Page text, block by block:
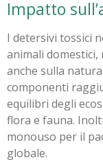
Impatto
I detersivi tossici
animali
anche sulla
componenti
equilibri degli
flora e fauna.
monouso per il
globale.